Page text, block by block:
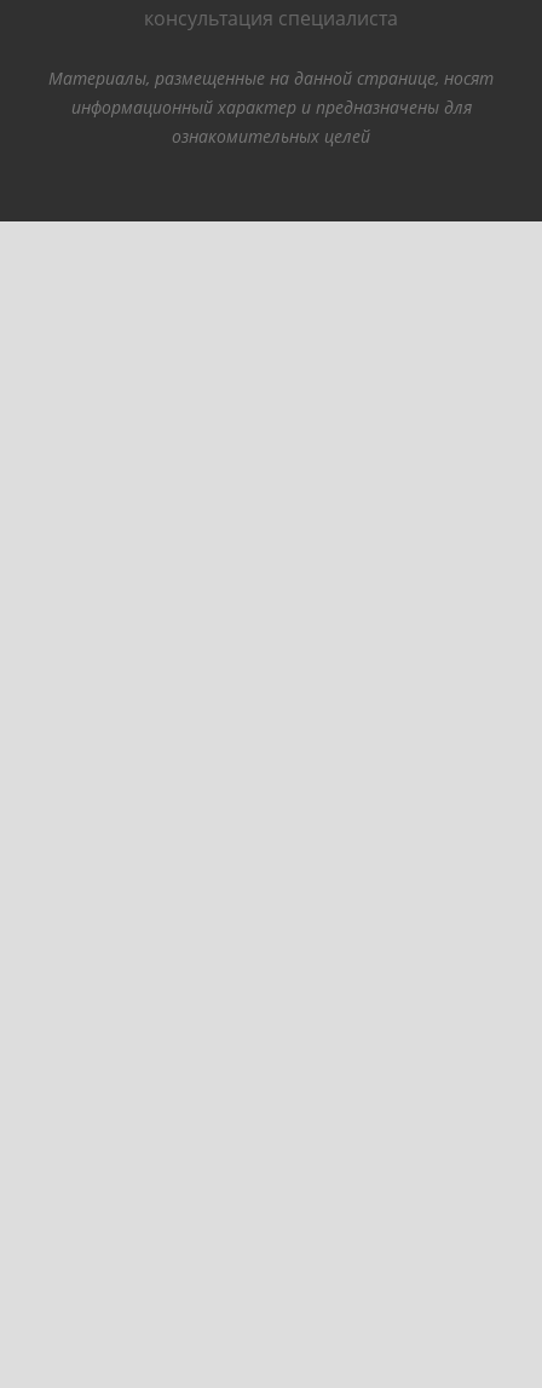
консультация специалиста
Материалы, размещенные на данной странице, носят
информационный характер и предназначены для
ознакомительных целей